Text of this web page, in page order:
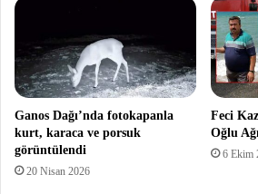
Ganos Dağı’nda fotokapanla
kurt, karaca ve porsuk
görüntülendi
20 Nisan 2026
Feci
Oğlu
6 Ekim